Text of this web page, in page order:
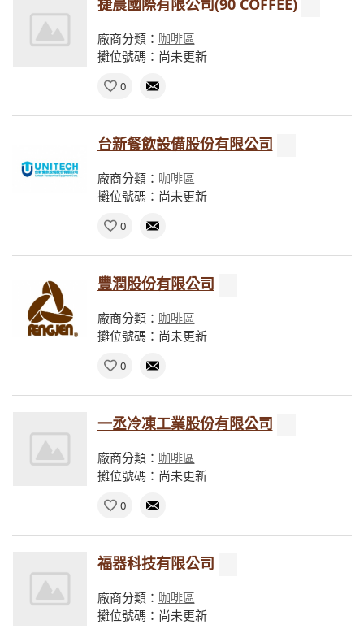
廠商分類： 咖啡區
攤位號碼：尚未更新
0
台新餐飲設備股份有限公司
廠商分類： 咖啡區
攤位號碼：尚未更新
0
豐潤股份有限公司
廠商分類： 咖啡區
攤位號碼：尚未更新
0
一丞冷凍工業股份有限公司
廠商分類： 咖啡區
攤位號碼：尚未更新
0
福器科技有限公司
廠商分類： 咖啡區
攤位號碼：尚未更新